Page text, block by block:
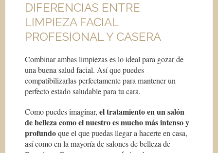
DIFERENCIAS ENTRE
LIMPIEZA FACIAL
PROFESIONAL Y CASERA
Combinar ambas limpiezas es lo ideal para gozar de
una buena salud facial. Así que puedes
compatibilizarlas perfectamente para mantener un
perfecto estado saludable para tu cara.
Como puedes imaginar,el tratamiento en un salón
de belleza como el nuestro es mucho más intenso y
profundoque el que puedas llegar a hacerte en casa,
así como en la mayoría de salones de belleza de